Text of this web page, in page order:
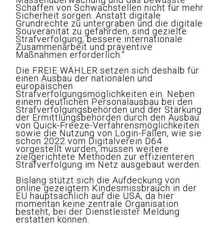
Schaffen von Schwachstellen nicht für mehr
Sicherheit sorgen. Anstatt digitale
Grundrechte zu untergraben und die digitale
Souveränität zu gefährden, sind gezielte
Strafverfolgung, bessere internationale
Zusammenarbeit und präventive
Maßnahmen erforderlich.“
Die FREIE WÄHLER setzen sich deshalb für
einen Ausbau der nationalen und
europäischen
Strafverfolgungsmöglichkeiten ein. Neben
einem deutlichen Personalausbau bei den
Strafverfolgungsbehörden und der Stärkung
der Ermittlungsbehörden durch den Ausbau
von Quick-Freeze-Verfahrensmöglichkeiten
sowie die Nutzung von Login-Fallen, wie sie
schon 2022 vom Digitalverein D64
vorgestellt wurden, müssen weitere
zielgerichtete Methoden zur effizienteren
Strafverfolgung im Netz ausgebaut werden.
Bislang stützt sich die Aufdeckung von
online gezeigtem Kindesmissbrauch in der
EU hauptsächlich auf die USA, da hier
momentan keine zentrale Organisation
besteht, bei der Dienstleister Meldung
erstatten können.